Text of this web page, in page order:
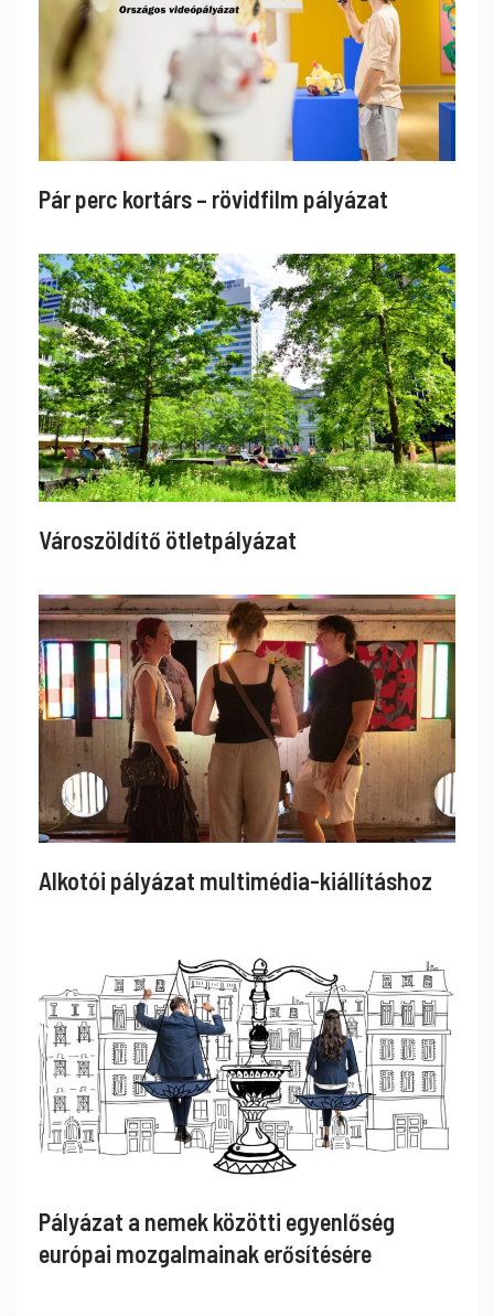
Pár perc kortárs – rövidfilm pályázat
Városzöldítő ötletpályázat
Alkotói pályázat multimédia-kiállításhoz
Pályázat a nemek közötti egyenlőség
európai mozgalmainak erősítésére